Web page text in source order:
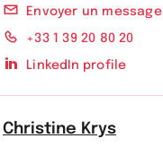
Envoyer un message
+33 1 39 20 80 20
LinkedIn profile
Christine Krys